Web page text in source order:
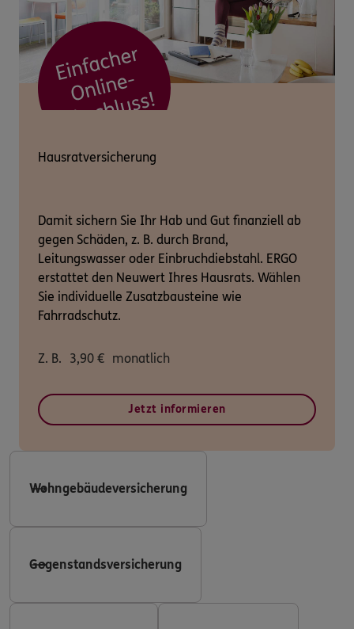
Hausratversicherung
Damit sichern Sie Ihr Hab und Gut finanziell ab
gegen Schäden, z. B. durch Brand,
Leitungswasser oder Einbruchdiebstahl. ERGO
erstattet den Neuwert Ihres Hausrats. Wählen
Sie individuelle Zusatzbausteine wie
Fahrradschutz.
Z. B. 3,90 € monatlich
Jetzt informieren
Wohngebäudeversicherung
Gegenstandsversicherung